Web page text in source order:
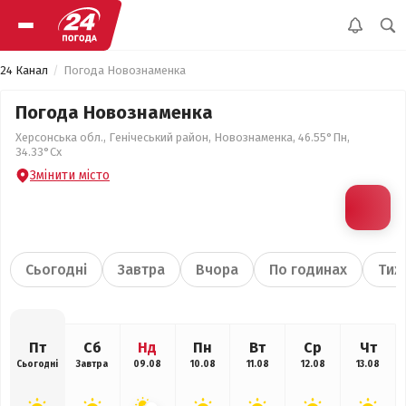
24 Канал Погода Новознаменка
Погода Новознаменка
Херсонська обл., Генічеський район, Новознаменка, 46.55°Пн,
34.33°Сх
Змінити місто
Сьогодні Завтра Вчора По годинах
Пт
Сьогодні
Сб
Завтра
Нд
09.08
Пн
10.08
Вт
11.08
Ср
12.08
Чт
13.08